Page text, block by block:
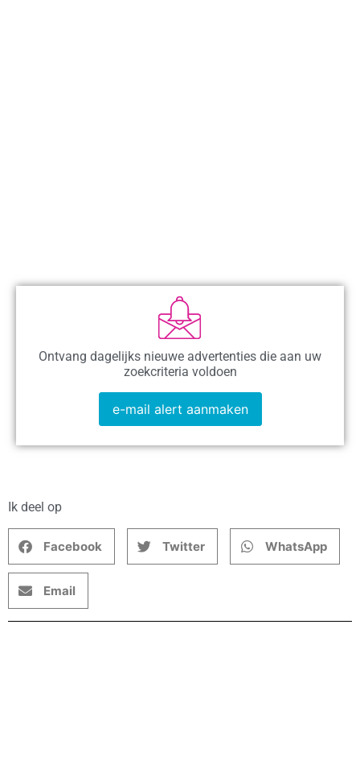
Ontvang dagelijks nieuwe advertenties die aan uw
zoekcriteria voldoen
e-mail alert aanmaken
Ik deel op
Facebook Twitter WhatsApp
Email